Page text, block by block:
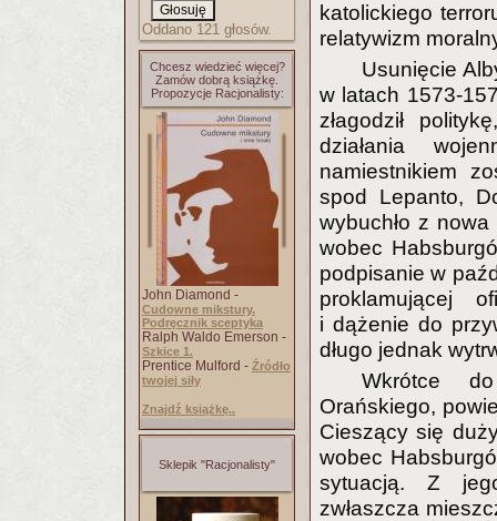
Oddano 121 głosów.
Chcesz wiedzieć więcej?
Zamów dobrą książkę.
Propozycje Racjonalisty:
John Diamond -
Cudowne mikstury.
Podręcznik sceptyka
Ralph Waldo Emerson -
Szkice 1.
Prentice Mulford - Źródło
twojej siły
Znajdź książkę..
Sklepik "Racjonalisty"
katolickiego
relatywizm
Usunięcie
w latach 1573-
złagodził
działania
namiestnikiem
spod Lepanto,
wybuchło z
wobec
podpisanie w
proklamującej
i dążenie do
długo jednak
Wkrótce
Orańskiego,
Cieszący się
wobec
sytuacją. Z
zwłaszcza